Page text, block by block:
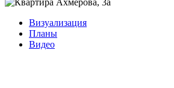
Визуализация
Планы
Видео